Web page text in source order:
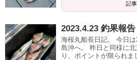
記
2023.4.23 釣果報告
海桜丸船長日記。 今日
島沖へ。 昨日と同様に
り、ポイントが限られ